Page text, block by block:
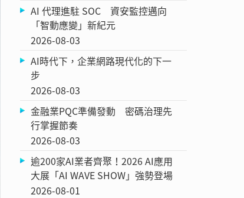
AI 代理進駐 SOC 資安監控邁向
「智動應變」新紀元
2026-08-03
AI時代下，企業網路現代化的下一
步
2026-08-03
金融業PQC準備發動 密碼治理先
行掌握節奏
2026-08-03
逾200家AI業者齊聚！2026 AI應用
大展「AI WAVE SHOW」強勢登場
2026-08-01